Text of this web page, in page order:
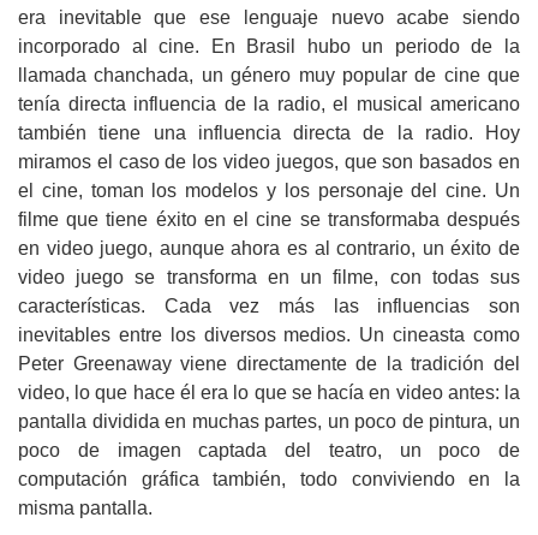
era inevitable que ese lenguaje nuevo acabe siendo
incorporado al cine. En Brasil hubo un periodo de la
llamada chanchada, un género muy popular de cine que
tenía directa influencia de la radio, el musical americano
también tiene una influencia directa de la radio. Hoy
miramos el caso de los video juegos, que son basados en
el cine, toman los modelos y los personaje del cine. Un
filme que tiene éxito en el cine se transformaba después
en video juego, aunque ahora es al contrario, un éxito de
video juego se transforma en un filme, con todas sus
características. Cada vez más las influencias son
inevitables entre los diversos medios. Un cineasta como
Peter Greenaway viene directamente de la tradición del
video, lo que hace él era lo que se hacía en video antes: la
pantalla dividida en muchas partes, un poco de pintura, un
poco de imagen captada del teatro, un poco de
computación gráfica también, todo conviviendo en la
misma pantalla.